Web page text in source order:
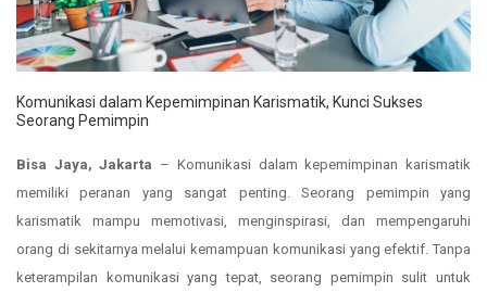
Komunikasi dalam Kepemimpinan Karismatik, Kunci Sukses
Seorang Pemimpin
Bisa Jaya, Jakarta – Komunikasi dalam kepemimpinan karismatik
memiliki peranan yang sangat penting. Seorang pemimpin yang
karismatik mampu memotivasi, menginspirasi, dan mempengaruhi
orang di sekitarnya melalui kemampuan komunikasi yang efektif. Tanpa
keterampilan komunikasi yang tepat, seorang pemimpin sulit untuk